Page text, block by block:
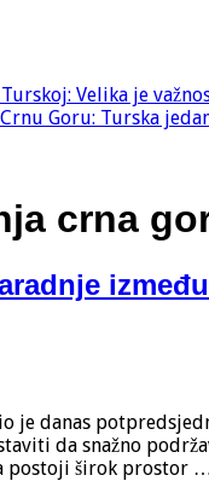
Velika je
Goru: Turska
crna
je danas
da snažno
postoji širok prostor